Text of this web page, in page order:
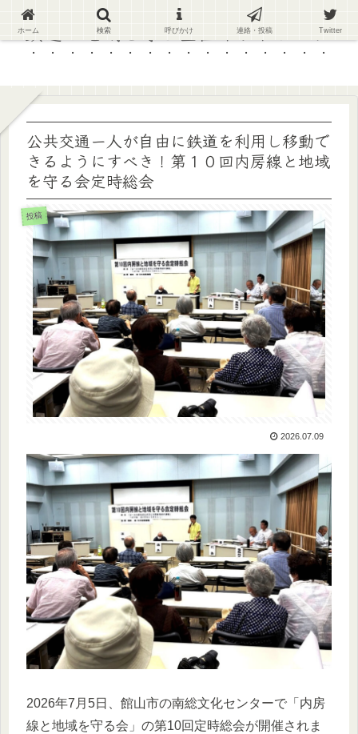
鉄道と地域を守る全国ネットワーク
公共交通ー人が自由に鉄道を利用し移動で
きるようにすべき！第１０回内房線と地域
を守る会定時総会
投稿
2026.07.09
2026年7月5日、館山市の南総文化センターで「内房
線と地域を守る会」の第10回定時総会が開催されま
ホーム 検索 呼びかけ 連絡・投稿 Twitter